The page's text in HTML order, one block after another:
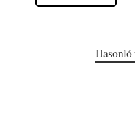
Hasonló